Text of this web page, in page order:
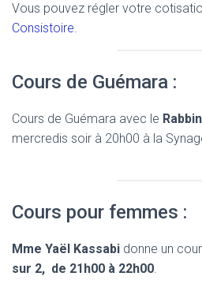
Vous pouvez régler votre
Consistoire.
Cours de Guémara :
Cours de Guémara avec le
mercredis soir à 20h00 à la
Cours pour femmes :
Mme Yaël Kassabi donne un
sur 2, de 21h00 à 22h00.